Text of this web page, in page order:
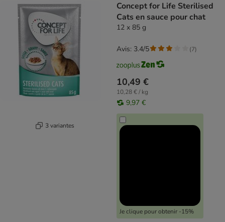
3 variantes
Concept for Life Sterilised
Cats en sauce pour chat
12 x 85 g
10,49 €
10,28 € / kg
9,97 €
Je clique pour obtenir -15%
Avis: 3.4/5 (7)